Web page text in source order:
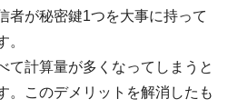
者が秘密鍵1つを大事に持って
。
て計算量が多くなってしまうと
。このデメリットを解消したも